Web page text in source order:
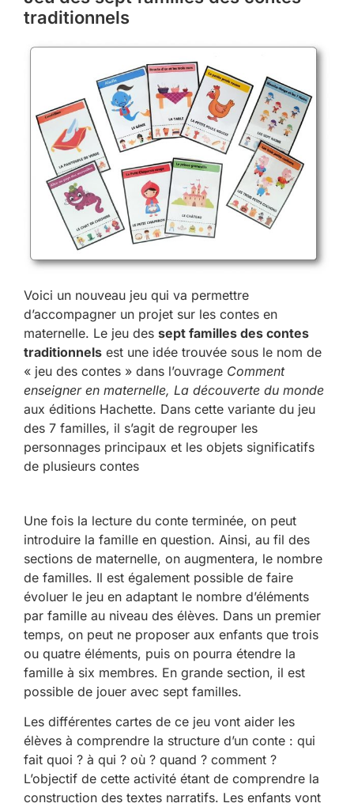
traditionnels
Voici un nouveau jeu qui va permettre
d’accompagner un projet sur les contes en
maternelle. Le jeu des sept familles des contes
traditionnels est une idée trouvée sous le nom de
« jeu des contes » dans l’ouvrage Comment
enseigner en maternelle, La découverte du monde
aux éditions Hachette. Dans cette variante du jeu
des 7 familles, il s’agit de regrouper les
personnages principaux et les objets significatifs
de plusieurs contes
Une fois la lecture du conte terminée, on peut
introduire la famille en question. Ainsi, au fil des
sections de maternelle, on augmentera, le nombre
de familles. Il est également possible de faire
évoluer le jeu en adaptant le nombre d’éléments
par famille au niveau des élèves. Dans un premier
temps, on peut ne proposer aux enfants que trois
ou quatre éléments, puis on pourra étendre la
famille à six membres. En grande section, il est
possible de jouer avec sept familles.
Les différentes cartes de ce jeu vont aider les
élèves à comprendre la structure d’un conte : qui
fait quoi ? à qui ? où ? quand ? comment ?
L’objectif de cette activité étant de comprendre la
construction des textes narratifs. Les enfants vont